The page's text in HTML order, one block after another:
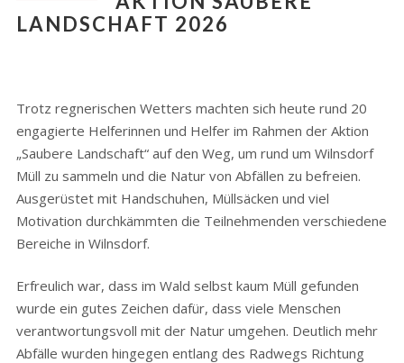
LANDSCHAFT 2026
Trotz regnerischen Wetters machten sich heute rund 20
engagierte Helferinnen und Helfer im Rahmen der Aktion
„Saubere Landschaft“ auf den Weg, um rund um Wilnsdorf
Müll zu sammeln und die Natur von Abfällen zu befreien.
Ausgerüstet mit Handschuhen, Müllsäcken und viel
Motivation durchkämmten die Teilnehmenden verschiedene
Bereiche in Wilnsdorf.
Erfreulich war, dass im Wald selbst kaum Müll gefunden
wurde ein gutes Zeichen dafür, dass viele Menschen
verantwortungsvoll mit der Natur umgehen. Deutlich mehr
Abfälle wurden hingegen entlang des Radwegs Richtung